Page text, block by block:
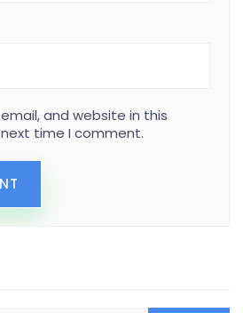
and website in this
time I comment.